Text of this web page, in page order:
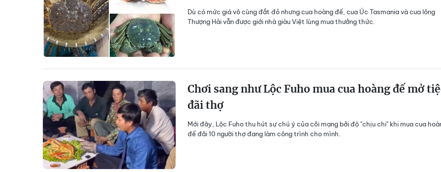
Dù có mức giá vô cùng đắt đỏ nhưng cua hoàng đế, cua Úc Tasmania và cua lông
Thượng Hải vẫn được giới nhà giàu Việt lùng mua thưởng thức.
Chơi sang như Lộc Fuho mua cua hoàng đế mở
đãi thợ
Mới đây, Lộc Fuho thu hút sự chú ý của cõi mạng bởi độ "chịu chi" khi mua cua
đế đãi 10 người thợ đang làm công trình cho mình.